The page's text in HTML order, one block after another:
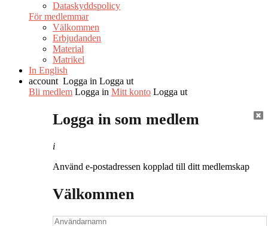
Dataskyddspolicy
För medlemmar
Välkommen
Erbjudanden
Material
Matrikel
In English
account Logga in Logga ut
Bli medlem Logga in Mitt konto Logga ut
Logga in som medlem
i
Använd e-postadressen kopplad till ditt medlemskap
Välkommen